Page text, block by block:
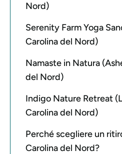
Nord)
Serenity Farm Yoga
Carolina del Nord)
Namaste in Natura
del Nord)
Indigo Nature Retreat
Carolina del Nord)
Perché scegliere un
Carolina del Nord?